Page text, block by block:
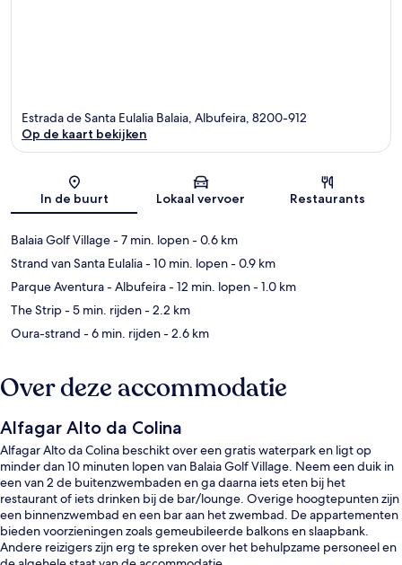
Kaart
Estrada de Santa Eulalia Balaia, Albufeira, 8200-912
Op de kaart bekijken
In de buurt Lokaal vervoer Restaurants
Balaia Golf Village- 7 min. lopen- 0.6 km
Strand van Santa Eulalia- 10 min. lopen- 0.9 km
Parque Aventura - Albufeira- 12 min. lopen- 1.0 km
The Strip- 5 min. rijden- 2.2 km
Oura-strand - 6 min. rijden- 2.6 km
Over deze accommodatie
Alfagar Alto da Colina
Alfagar Alto da Colina beschikt over een gratis waterpark en ligt op
minder dan 10 minuten lopen van Balaia Golf Village. Neem een duik in
een van 2 de buitenzwembaden en ga daarna iets eten bij het
restaurant of iets drinken bij de bar/lounge. Overige hoogtepunten zijn
een binnenzwembad en een bar aan het zwembad. De appartementen
bieden voorzieningen zoals gemeubileerde balkons en slaapbank.
Andere reizigers zijn erg te spreken over het behulpzame personeel en